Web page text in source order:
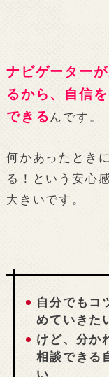
ナビゲーター
るから、自信
できる んです。
何かあったとき
る！という安心
大きいです。
自分でもコ
めていきた
けど、分か
相談できる